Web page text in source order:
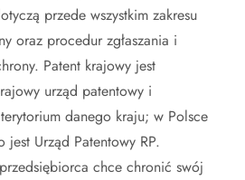
przede wszystkim zakresu
oraz procedur zgłaszania i
Patent krajowy jest
urząd patentowy i
danego kraju; w Polsce
Urząd Patentowy RP.
chce chronić swój